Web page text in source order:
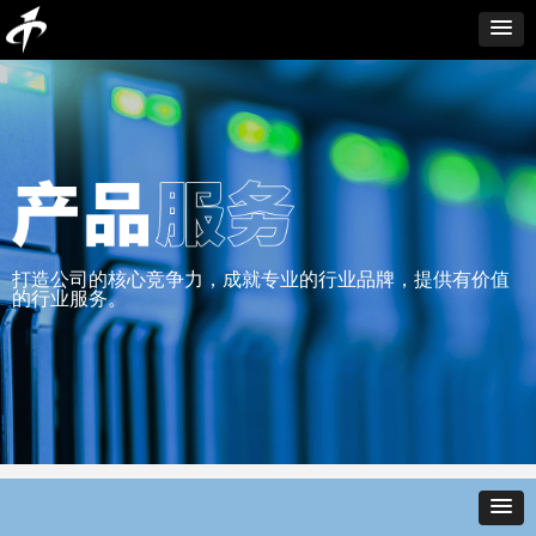
打造公司的核心竞争力，成就专业的行业品牌，提供有价值
的行业服务。